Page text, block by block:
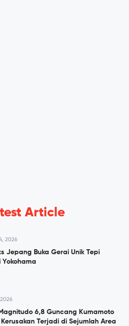
Article
2026
Jepang Buka Gerai Unik Tepi
Yokohama
6,8 Guncang Kumamoto
Terjadi di Sejumlah Area